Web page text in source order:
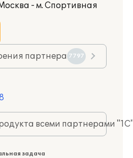
- м. Спортивная
партнера 7797
всеми партнерами
задача